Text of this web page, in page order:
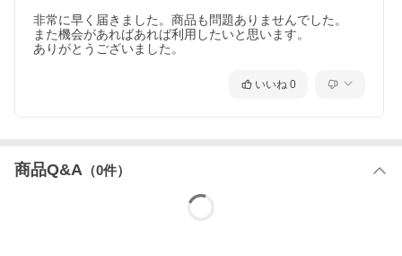
非常に早く届きました。商品も問題ありませんでした。
また機会があればあれば利用したいと思います。
ありがとうございました。
いいね 0
商品Q&A （0件）